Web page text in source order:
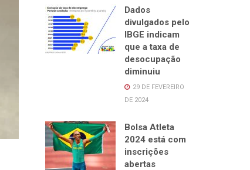
Dados
divulgados pelo
IBGE indicam
que a taxa de
desocupação
diminuiu
29 DE FEVEREIRO
DE 2024
Bolsa Atleta
2024 está com
inscrições
abertas